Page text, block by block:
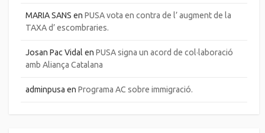
MARIA SANS en PUSA vota en contra de l’ augment de la
TAXA d’ escombraries.
Josan Pac Vidal en PUSA signa un acord de col·laboració
amb Aliança Catalana
adminpusa en Programa AC sobre immigració.